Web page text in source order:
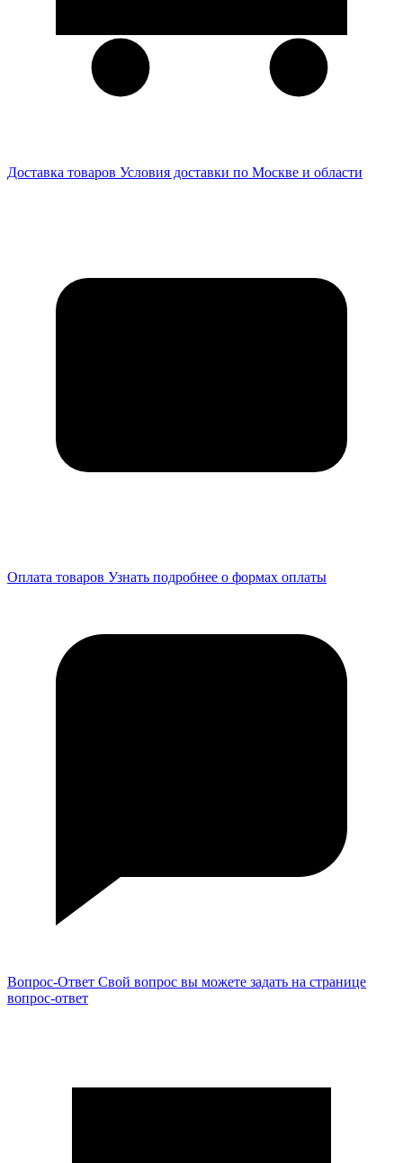
Доставка товаров Условия доставки по Москве и области
Оплата товаров Узнать подробнее о формах оплаты
Вопрос-Ответ Свой вопрос вы можете задать на странице
вопрос-ответ